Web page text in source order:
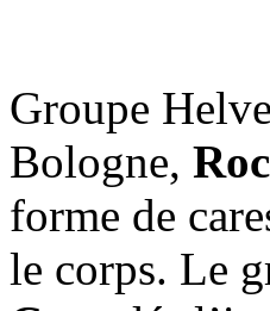
Groupe
Bologne,
forme de
le corps. Le